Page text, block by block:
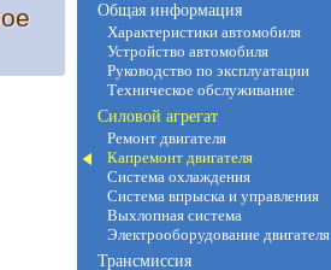
Общая информация
Характеристики автомобиля
Устройство автомобиля
Руководство по эксплуатации
Техническое обслуживание
Силовой агрегат
Ремонт двигателя
Капремонт двигателя
Система охлаждения
Система впрыска и управления
Выхлопная система
Электрооборудование двигателя
Трансмиссия